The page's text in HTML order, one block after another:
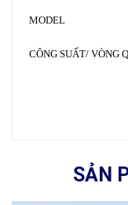
MODEL
CÔNG SUẤT/
SẢN